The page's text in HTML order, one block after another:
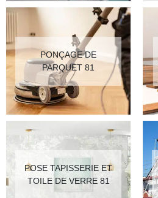
PONÇAGE DE
PARQUET 81
POSE TAPISSERIE ET
TOILE DE VERRE 81